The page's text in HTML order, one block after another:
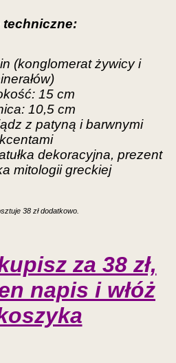
techniczne:
(konglomerat żywicy i
15 cm
10,5 cm
z patyną i barwnymi
dekoracyjna, prezent
mitologii greckiej
38 zł dodatkowo.
za 38 zł,
napis i włóż